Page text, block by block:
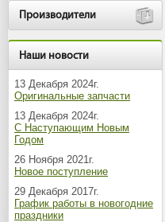
Производители
Наши новости
13 Декабря 2024г.
Оригинальные запчасти
13 Декабря 2024г.
С Наступающим Новым
Годом
26 Ноября 2021г.
Новое поступление
29 Декабря 2017г.
График работы в новогодние
праздники